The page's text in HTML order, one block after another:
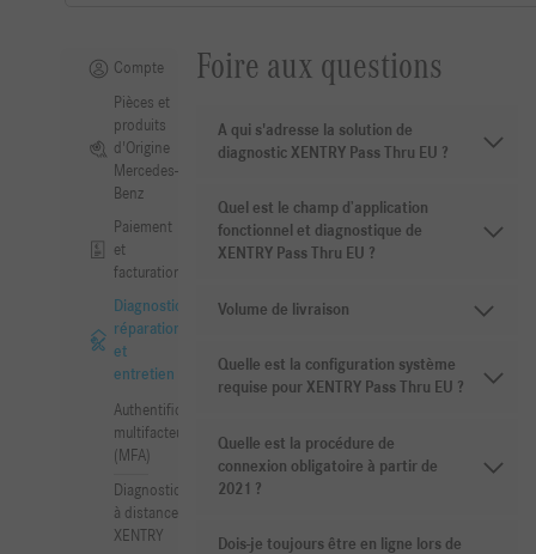
Compte
Pièces et
produits
d'Origine
Mercedes-
Benz
Paiement
et
facturation
Diagnostic,
réparation
et
entretien
Authentification
multifacteur
(MFA)
Diagnostic
à distance
XENTRY
Foire aux questions
A qui s'adresse la solution de
diagnostic XENTRY Pass Thru EU ?
Quel est le champ d’application
fonctionnel et diagnostique de
XENTRY Pass Thru EU ?
Volume de livraison
Quelle est la configuration système
requise pour XENTRY Pass Thru EU ?
Quelle est la procédure de
connexion obligatoire à partir de
2021 ?
Dois-je toujours être en ligne lors de